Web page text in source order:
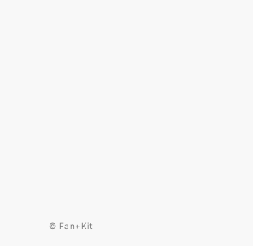
© Fan+Kit